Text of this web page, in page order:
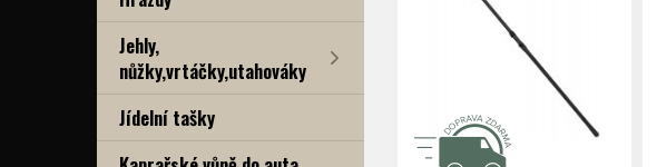
Jehly,
nůžky,vrtáčky,utahováky
Jídelní tašky